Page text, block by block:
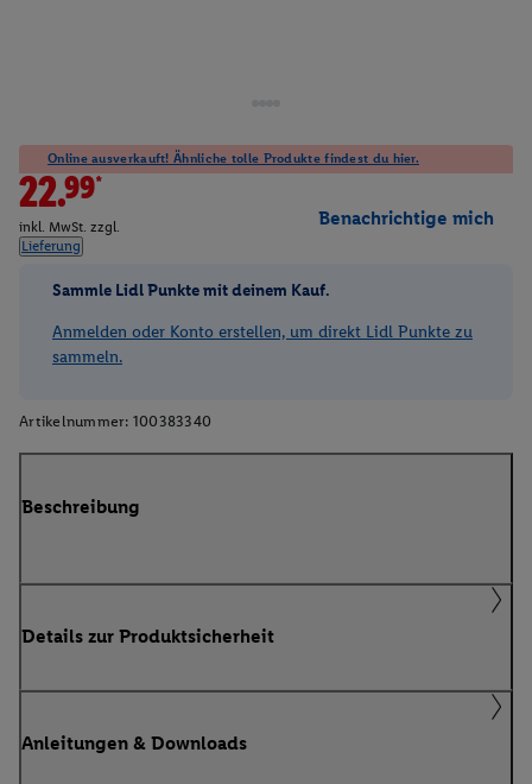
Online ausverkauft! Ähnliche tolle Produkte findest du hier.
22.99*
inkl. MwSt. zzgl.
Lieferung
Benachrichtige mich
Sammle Lidl Punkte mit deinem Kauf.
Anmelden oder Konto erstellen, um direkt Lidl Punkte zu
sammeln.
Artikelnummer: 100383340
Beschreibung
Details zur Produktsicherheit
Anleitungen & Downloads